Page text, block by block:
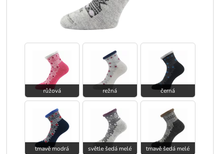
růžová režná černá
tmavě modrá světle šedá melé tmavě šedá melé